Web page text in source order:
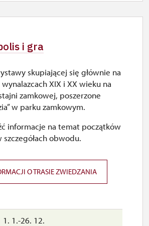
i gra
1. 1.-26. 12.
skupiającej się głównie na
XIX i XX wieku na
zamkowej, poszerzone
w parku zamkowym.
informacje na temat początków
szczegółach obwodu.
O TRASIE ZWIEDZANIA